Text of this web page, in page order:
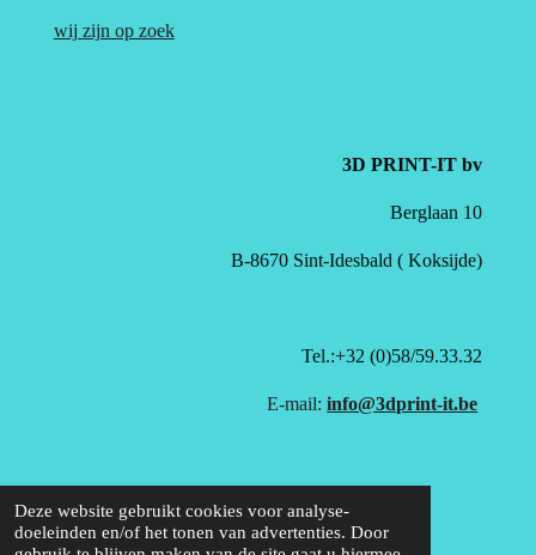
Deze website gebruikt cookies voor analyse-
doeleinden en/of het tonen van advertenties. Door
wij zijn op zoek
3D PRINT-IT bv
Berglaan 10
B-8670 Sint-Idesbald ( Koksijde)
Tel.:+32 (0)58/59.33.32
E-mail:info@3dprint-it.be